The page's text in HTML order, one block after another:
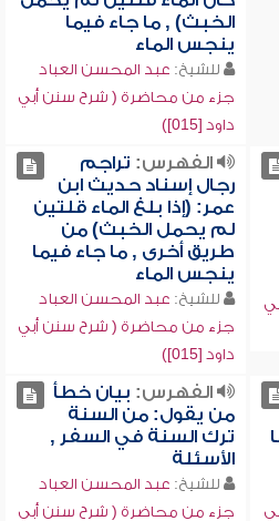
الخبث) , ما جاء فيما
ينجس الماء
للشيخ: عبد المحسن العباد
جزء من محاضرة ( شرح سنن أبي
داود [015])
الفهرس: تراجم
رجال إسناد حديث ابن
عمر: (إذا بلغ الماء قلتين
لم يحمل الخبث) من
طريق أخرى , ما جاء فيما
ينجس الماء
للشيخ: عبد المحسن العباد
جزء من محاضرة ( شرح سنن أبي
داود [015])
الفهرس: بيان خطأ
من يقول: من السنة
ترك السنة في السفر ,
الأسئلة
للشيخ: عبد المحسن العباد
جزء من محاضرة ( شرح سنن أبي